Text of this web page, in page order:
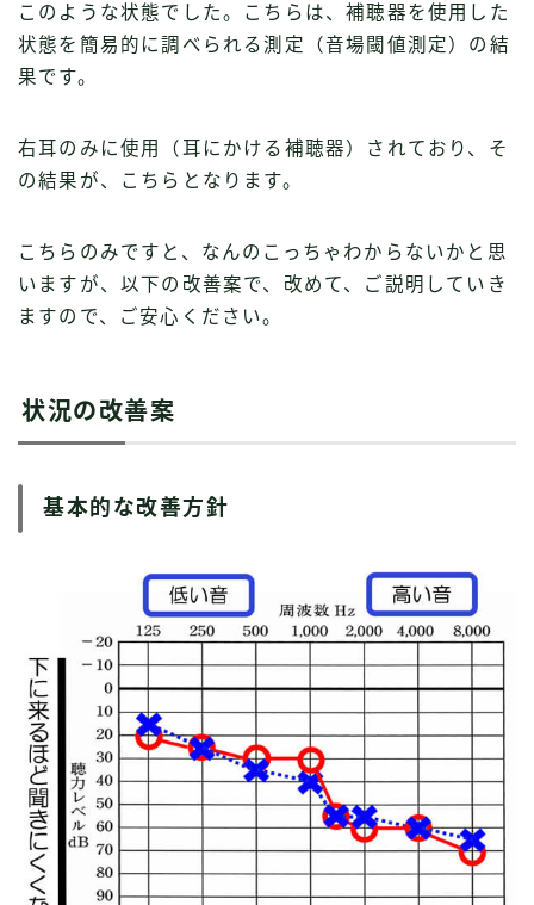
このような状態でした。こちらは、補聴器を使用した
状態を簡易的に調べられる測定（音場閾値測定）の結
果です。
右耳のみに使用（耳にかける補聴器）されており、そ
の結果が、こちらとなります。
こちらのみですと、なんのこっちゃわからないかと思
いますが、以下の改善案で、改めて、ご説明していき
ますので、ご安心ください。
状況の改善案
基本的な改善方針